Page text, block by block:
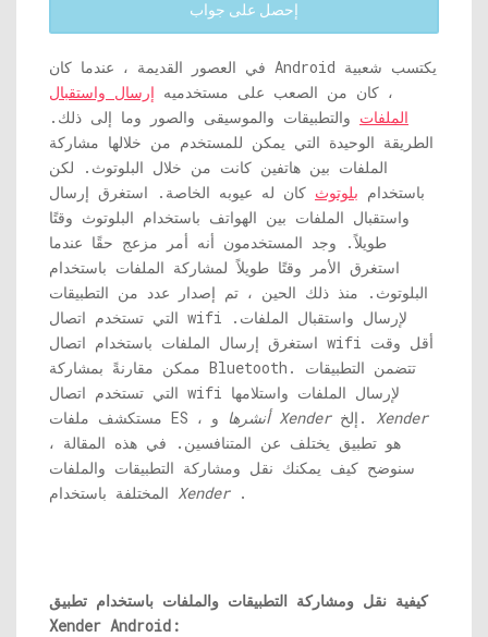
إحصل على جواب
في العصور القديمة ، عندما كان Android يكتسب شعبية
، كان من الصعب على مستخدميه إرسال واستقبال
الملفات والتطبيقات والموسيقى والصور وما إلى ذلك.
الطريقة الوحيدة التي يمكن للمستخدم من خلالها مشاركة
الملفات بين هاتفين كانت من خلال البلوتوث. لكن
باستخدام بلوتوث كان له عيوبه الخاصة. استغرق إرسال
واستقبال الملفات بين الهواتف باستخدام البلوتوث وقتًا
طويلاً. وجد المستخدمون أنه أمر مزعج حقًا عندما
استغرق الأمر وقتًا طويلاً لمشاركة الملفات باستخدام
البلوتوث. منذ ذلك الحين ، تم إصدار عدد من التطبيقات
التي تستخدم اتصال wifi لإرسال واستقبال الملفات.
استغرق إرسال الملفات باستخدام اتصال wifi أقل وقت
ممكن مقارنةً بمشاركة Bluetooth. تتضمن التطبيقات
التي تستخدم اتصال wifi لإرسال الملفات واستلامها
مستكشف ملفات ES ،
أنشرهاو Xender إلخ. Xender
هو تطبيق يختلف عن المتنافسين. في هذه المقالة ،
سنوضح كيف يمكنك نقل ومشاركة التطبيقات والملفات
Xender.
كيفية نقل ومشاركة التطبيقات والملفات باستخدام تطبيق
Xender Android: